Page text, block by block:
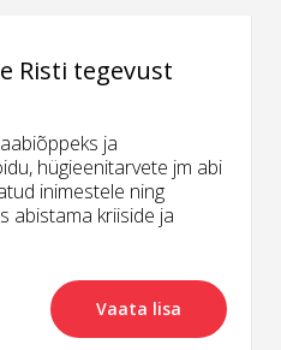
Risti tegevust
ja
hügieenitarvete jm abi
inimestele ning
abistama kriiside ja
Vaata lisa